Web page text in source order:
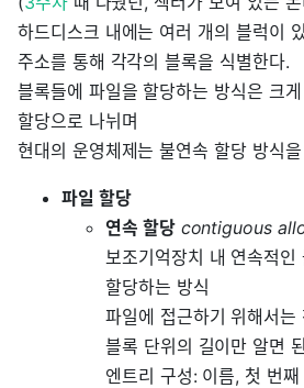
하드디스크 내에는 여러 개의 블럭이
주소를 통해 각각의 블록을 식별한다.
블록들에 파일을 할당하는 방식은 크
할당으로 나뉘며
현대의 운영체제는 불연속 할당 방식
파일 할당
연속 할당 contiguous
보조기억장치 내 연속적인
할당하는 방식
파일에 접근하기 위해서
블록 단위의 길이만 알면
엔트리 구성: 이름, 첫 번